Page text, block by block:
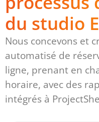
du studio
Nous concevons et
automatisé de
ligne, prenant en
horaire, avec des
intégrés à